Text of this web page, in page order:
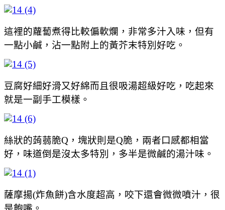
這裡的蘿蔔煮得比較偏軟爛，非常多汁入味，但有
一點小鹹，沾一點附上的黃芥末特別好吃。
豆腐好細好滑又好綿而且很吸湯超級好吃，吃起來
就是一副手工模樣。
絲狀的蒟蒻脆Q，塊狀則是Q脆，兩者口感都相當
好，味道倒是沒太多特別，多半是微鹹的湯汁味。
薩摩揚(炸魚餅)含水度超高，咬下還會微微噴汁，很